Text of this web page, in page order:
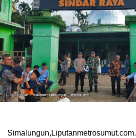
Simalungun,Liputanmetrosumut.com.